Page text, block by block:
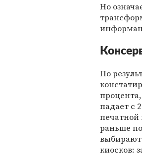
Но
По
падает с
печатной
раньше
выбирают
киосков: